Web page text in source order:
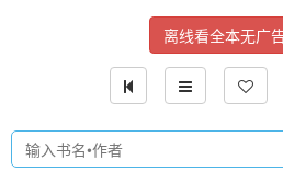
目睹这一切的西门吹沙等人早
太恐怖了！
离线看全本无广